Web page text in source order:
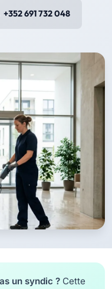
+352 691 732 048
un syndic ? Cette